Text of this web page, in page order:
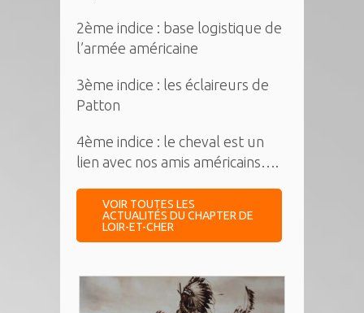
2ème indice : base logistique de
l’armée américaine
3ème indice : les éclaireurs de
Patton
4ème indice : le cheval est un
lien avec nos amis américains….
VOIR TOUTES LES
ACTUALITÉS DU CHAPTER DE
LOIR-ET-CHER